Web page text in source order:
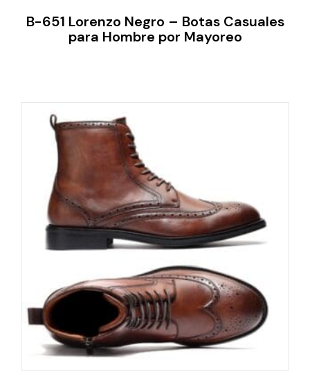
B-651 Lorenzo Negro – Botas Casuales
para Hombre por Mayoreo